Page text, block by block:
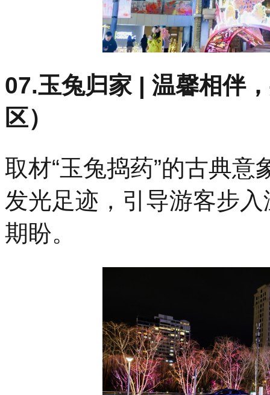
07.玉兔归家 | 温馨相伴
区）
取材“玉兔捣药”的古典
发光足迹，引导游客步
期盼。